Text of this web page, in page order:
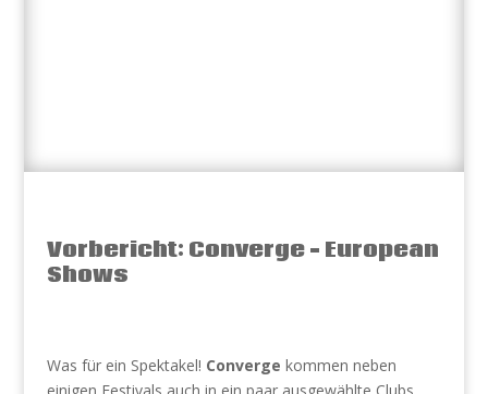
Vorbericht: Converge – European
Shows
Was für ein Spektakel! Converge kommen neben